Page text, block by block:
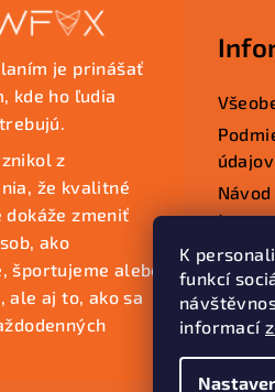
K
funkcí
informací
je prinášať
kde ho ľudia
z
že kvalitné
zmeniť
ako
športujeme alebo
ale aj to, ako sa
údajov
tovaru
Ako